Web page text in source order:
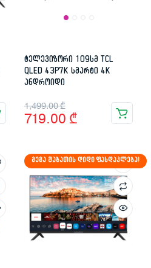
ტელევიზორი 109სმ TCL
QLED 43P7K სმარტი 4K
ანდროიდი
1,499.00₾
Original
price
1,499.00 ₾.
719.00 ₾
Current
price
719.00 ₾.
ᲛᲔᲒᲐ ᲨᲐᲑᲐᲗᲘᲡ ᲓᲘᲓᲘ ᲤᲐᲡᲓᲐᲙᲚᲔᲑᲐ!